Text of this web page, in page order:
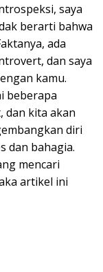
saya
berarti bahwa
ada
dan saya
kamu.
beberapa
dan kita akan
diri
dan bahagia.
mencari
artikel ini